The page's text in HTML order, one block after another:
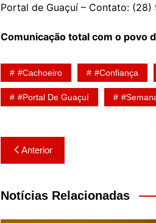
Portal de Guaçuí – Contato: (28)
Comunicação total com o povo
#Cachoeiro #Confiança
#Portal De Guaçuí
Navegação
de
Post
Anterior
Notícias Relacionadas